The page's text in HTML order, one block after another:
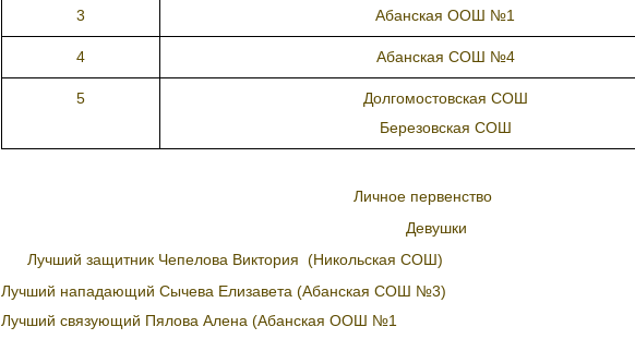
3 Абанская ООШ №1
4 Абанская СОШ №4
5
Долгомостовская СОШ
Березовская СОШ
Личное первенство
Девушки
Лучший защитник Чепелова Виктория (Никольская СОШ)
Лучший нападающий Сычева Елизавета (Абанская СОШ №3)
Лучший связующий Пялова Алена (Абанская ООШ №1